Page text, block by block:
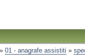
01 - anagrafe assistiti »